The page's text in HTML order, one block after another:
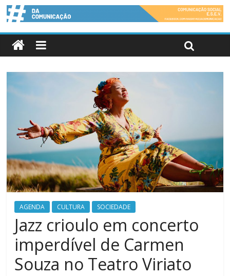
AGENDA CULTURA SOCIEDADE
Jazz crioulo em concerto
imperdível de Carmen
Souza no Teatro Viriato